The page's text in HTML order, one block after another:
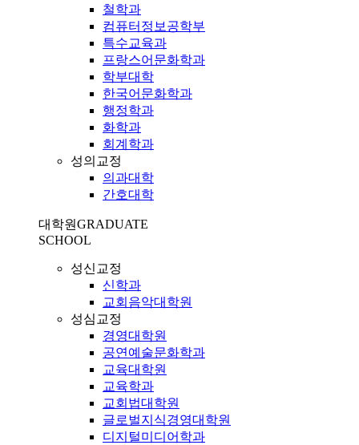
철학과
컴퓨터정보공학부
특수교육과
프랑스어문화학과
학부대학
한국어문화학과
행정학과
화학과
회계학과
성의교정
의과대학
간호대학
대학원GRADUATE
SCHOOL
성신교정
신학과
교회음악대학원
성심교정
경영대학원
공연예술문화학과
교육대학원
교육학과
교회법대학원
글로벌지식경영대학원
디지털미디어학과